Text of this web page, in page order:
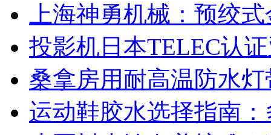
上海神勇机械：预绞
投影机日本TELEC认
桑拿房用耐高温防水
运动鞋胶水选择指南